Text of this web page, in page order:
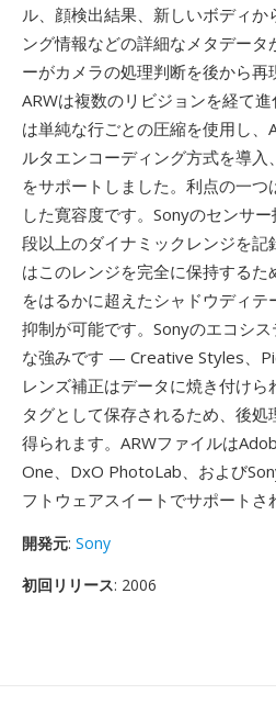
ル、顔検出結果、新しいボディ
ング情報などの詳細なメタデータ
ーがカメラの処理判断を後から再
ARWは複数のリビジョンを経て
は単純な行ごとの圧縮を使用し、
ルタエンコーディング方式を導入
をサポートしました。利点の一
した寛容度です。Sonyのセンサ
段以上のダイナミックレンジを記
はこのレンジを完全に保持するた
をはるかに超えたシャドウディ
抑制が可能です。Sonyのエコシ
な強みです — Creative Styles、
レンズ補正はデータに焼き付け
タグとして保存されるため、後
得られます。ARWファイルは
One、DxO PhotoLab、および
フトウェアスイートでサポートさ
開発元: Sony
初回リリース: 2006